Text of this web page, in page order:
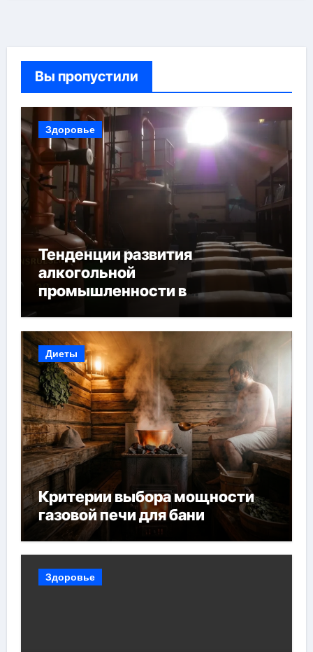
Вы пропустили
Здоровье
Тенденции развития
алкогольной
промышленности в
Диеты
Критерии выбора мощности
газовой печи для бани
Здоровье